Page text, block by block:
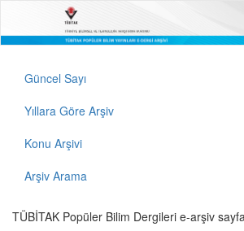
Güncel Sayı
Yıllara Göre Arşiv
Konu Arşivi
Arşiv Arama
TÜBİTAK Popüler Bilim Dergileri e-arşiv